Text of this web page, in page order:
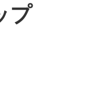
プ